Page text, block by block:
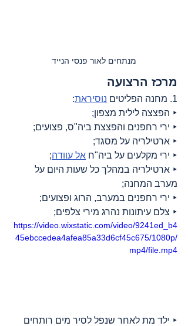
מנתחים לאור פנסי הנייד
מרכז הרצועה
1. מחנה הפליטים נוסיראת:
‣ הפצצה לילית מצפון;
‣ ירי רחפנים והפצצת ביה"ס, פצועים;
‣ ארטילריה על מסגד;
‣ ירי מקלעים על ביה"ח אל עוודה;
‣ ארטילריה במהלך כל שעות היום על
מערב המחנה;
‣ ירי רחפנים במערב, הרוג ופצועים;
‣ צלם עיתונות נהרג מירי צלפים;
https://video.wixstatic.com/video/9241ed_b4
45ebccedea4afea85a33d6cf45c675/1080p/
mp4/file.mp4
‣ ילד מת לאחר שנפל לסיר מים רותחים